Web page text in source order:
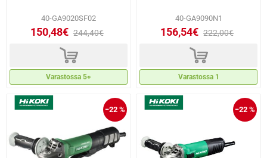
40-GA9020SF02
150,48€ 244,40€
d
Varastossa 5+
40-GA9090N1
156,54€ 222,00€
d
Varastossa 1
−22 % −22 %